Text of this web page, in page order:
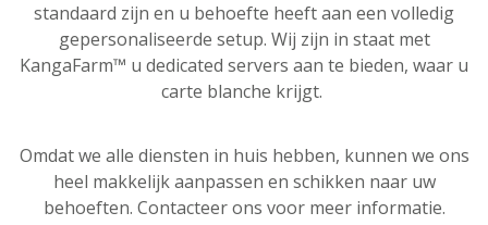
standaard zijn en u behoefte heeft aan een volledig
gepersonaliseerde setup. Wij zijn in staat met
KangaFarm™ u dedicated servers aan te bieden, waar u
carte blanche krijgt.
Omdat we alle diensten in huis hebben, kunnen we ons
heel makkelijk aanpassen en schikken naar uw
behoeften. Contacteer ons voor meer informatie.